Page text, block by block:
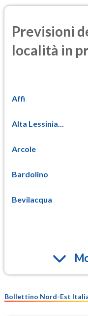
Previsioni
località in
Affi
Alta Lessinia...
Arcole
Bardolino
Bevilacqua
Bollettino Nord-Est